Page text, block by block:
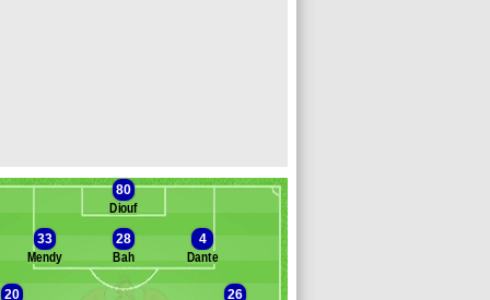
80
Diouf
33
Mendy
28
Bah
4
Dante
20
26